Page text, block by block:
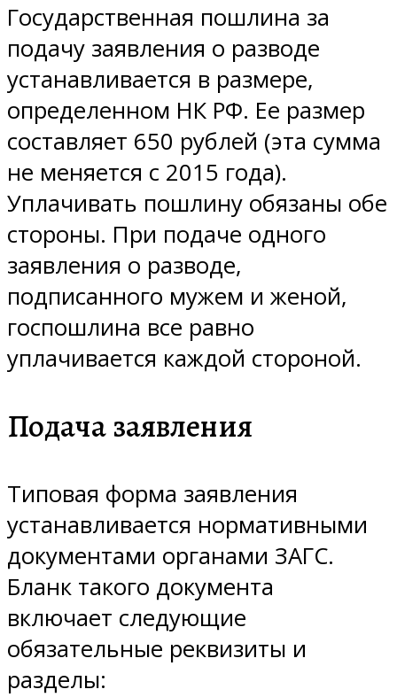
Государственная пошлина за
подачу заявления о разводе
устанавливается в размере,
определенном НК РФ. Ее размер
составляет 650 рублей (эта сумма
не меняется с 2015 года).
Уплачивать пошлину обязаны обе
стороны. При подаче одного
заявления о разводе,
подписанного мужем и женой,
госпошлина все равно
уплачивается каждой стороной.
Подача заявления
Типовая форма заявления
устанавливается нормативными
документами органами ЗАГС.
Бланк такого документа
включает следующие
обязательные реквизиты и
разделы: